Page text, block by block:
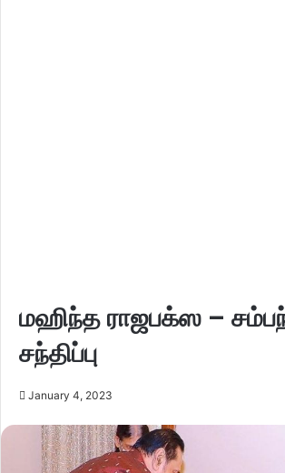
மஹிந்த ராஜபக்ஸ –
சந்திப்பு
January 4, 2023